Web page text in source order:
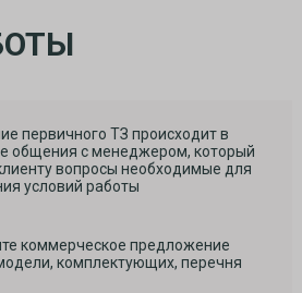
первичного ТЗ происходит в
общения с менеджером, который
вопросы необходимые для
условий работы
коммерческое предложение
комплектующих, перечня